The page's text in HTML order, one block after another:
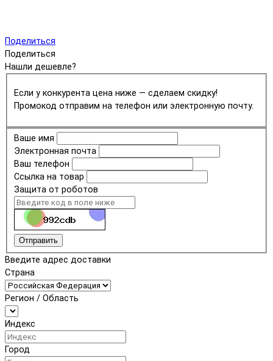
Поделиться
Поделиться
Нашли дешевле?
Если у конкурента цена ниже — сделаем скидку!
Промокод отправим на телефон или электронную почту.
Ваше имя
Электронная почта
Ваш телефон
Ссылка на товар
Защита от роботов
Отправить
Введите адрес доставки
Страна
Регион / Область
Индекс
Город